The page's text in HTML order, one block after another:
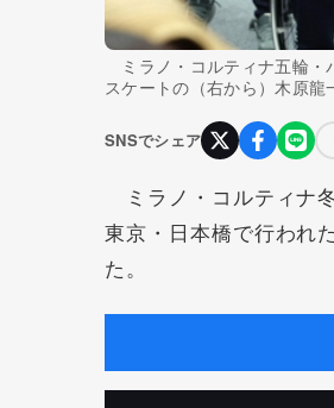
ミラノ・コルティナ五輪・
スケートの（右から）木原
SNSでシェア
ミラノ・コルティナ
東京・日本橋で行われ
た。